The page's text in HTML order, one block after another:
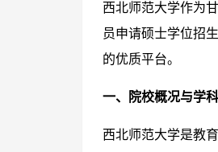
西北师范大学作为
员申请硕士学位招
的优质平台。
一、院校概况与学
西北师范大学是教